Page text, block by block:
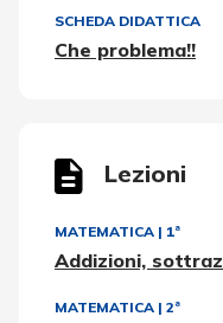
SCHEDA DIDATTICA
Che problema!!
Lezioni
MATEMATICA | 1ª
Addizioni,
MATEMATICA | 2ª